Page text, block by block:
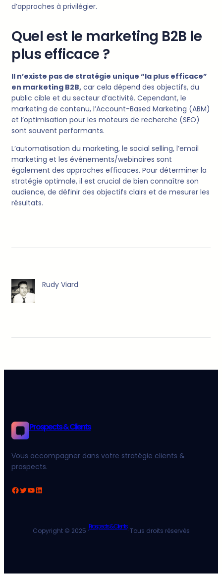
d’approches à privilégier.
Quel est le marketing B2B le
plus efficace ?
Il n’existe pas de stratégie unique “la plus efficace”
en marketing B2B, car cela dépend des objectifs, du
public cible et du secteur d’activité. Cependant, le
marketing de contenu, l’Account-Based Marketing (ABM)
et l’optimisation pour les moteurs de recherche (SEO)
sont souvent performants.
L’automatisation du marketing, le social selling, l’email
marketing et les événements/webinaires sont
également des approches efficaces. Pour déterminer la
stratégie optimale, il est crucial de bien connaître son
audience, de définir des objectifs clairs et de mesurer les
résultats.
Rudy Viard
Prospects & Clients
Vous accompagner dans votre stratégie clients &
prospects.
Facebook Twitter YouTube LinkedIn
Copyright © 2025 ·Prospects & Clients· Tous droits réservés